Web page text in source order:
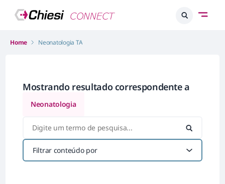
Home Neonatologia TA
Mostrando resultado correspondente a
Neonatologia
Filtrar conteúdo por